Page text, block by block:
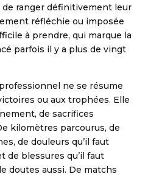
ranger définitivement leur
réfléchie ou imposée
à prendre, qui marque la
parfois il y a plus de vingt
ne se résume
ou aux trophées. Elle
de sacrifices
kilomètres parcourus, de
de douleurs qu’il faut
de blessures qu’il faut
doutes aussi. De matchs